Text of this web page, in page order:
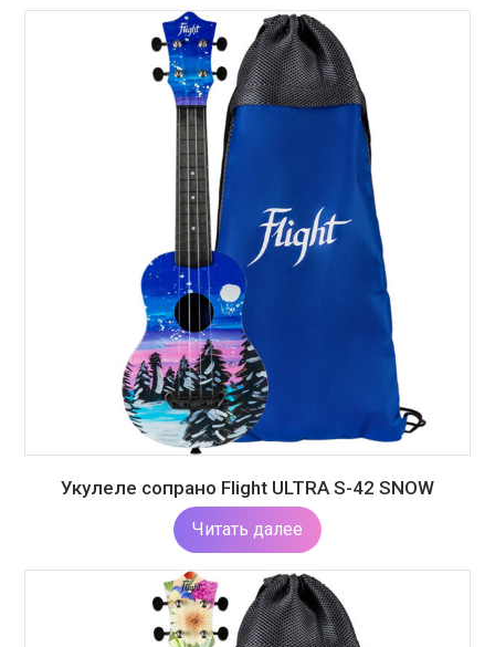
Укулеле сопрано Flight ULTRA S-42 SNOW
Читать далее